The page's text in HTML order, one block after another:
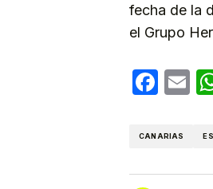
fecha de la
el Grupo
CANARIAS